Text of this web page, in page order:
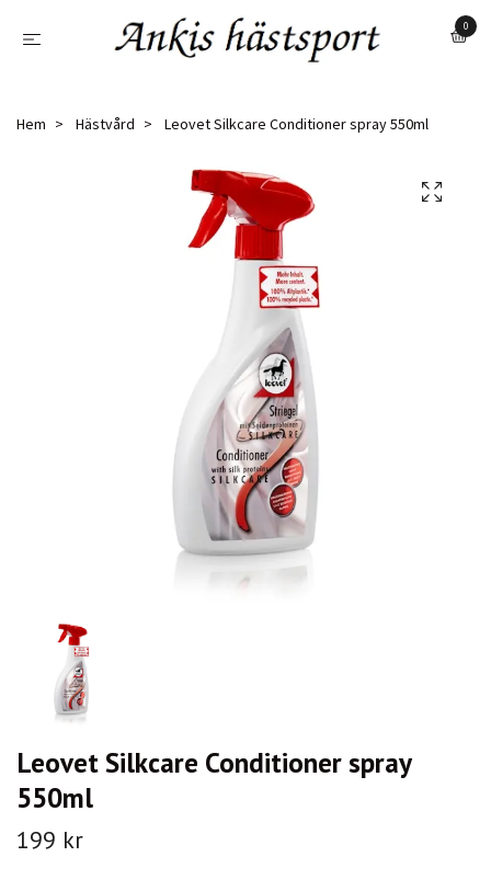
0
Hem Hästvård Leovet Silkcare Conditioner spray 550ml
Leovet Silkcare Conditioner spray
550ml
199 kr